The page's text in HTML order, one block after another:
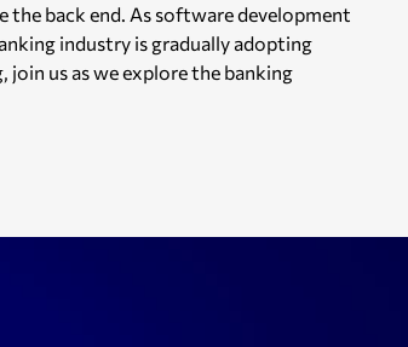
the back end. As software development
industry is gradually adopting
us as we explore the banking